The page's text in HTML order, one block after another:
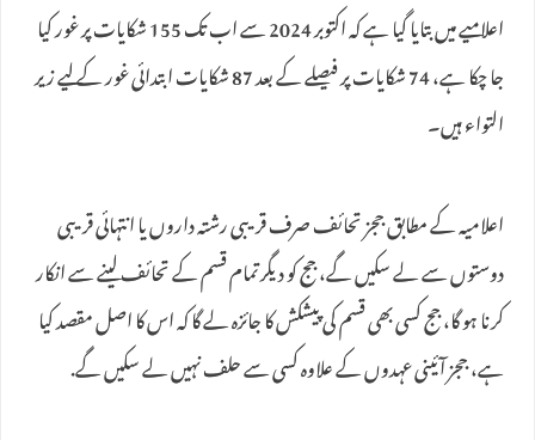
اعلامیے میں بتایا گیا ہے کہ اکتوبر 2024 سے اب تک 155 شکایات پر غور کیا
جا چکا ہے، 74 شکایات پر فیصلے کے بعد 87 شکایات ابتدائی غور کے لیے زیر
التواء ہیں۔
اعلامیہ کے مطابق ججز تحائف صرف قریبی رشتہ داروں یا انتہائی قریبی
دوستوں سے لے سکیں گے، جج کو دیگر تمام قسم کے تحائف لینے سے انکار
کرنا ہو گا، جج کسی بھی قسم کی پیشکش کا جائزہ لے گا کہ اس کا اصل مقصد کیا
ہے، ججز آئینی عہدوں کے علاوہ کسی سے حلف نہیں لے سکیں گے.